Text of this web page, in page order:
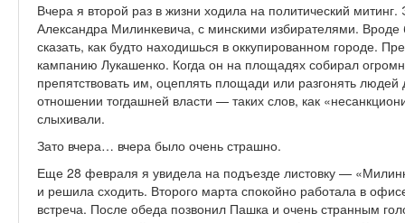
Вчера я второй раз в жизни ходила на политический
Александра Милинкевича, с минскими избирателями.
сказать, как будто находишься в оккупированном городе.
кампанию Лукашенко. Когда он на площадях собирал
препятствовать им, оцеплять площади или разгонять
отношении тогдашней власти — таких слов, как
слыхивали.
Зато вчера… вчера было очень страшно.
Еще 28 февраля я увидела на подъезде листовку —
и решила сходить. Второго марта спокойно работала в
встреча. После обеда позвонил Пашка и очень странным